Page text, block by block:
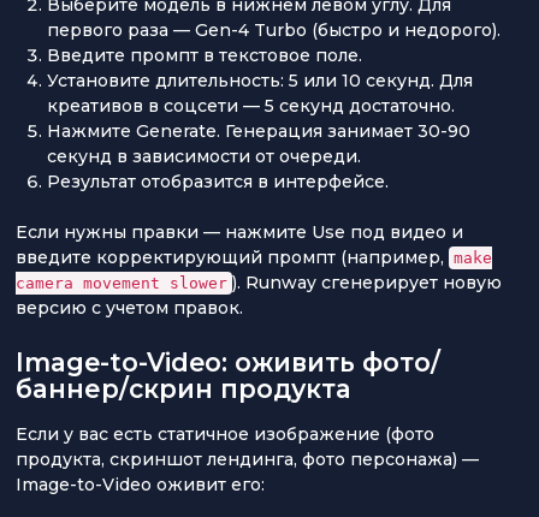
Выберите модель в нижнем левом углу. Для
первого раза — Gen-4 Turbo (быстро и недорого).
Введите промпт в текстовое поле.
Установите длительность: 5 или 10 секунд. Для
креативов в соцсети — 5 секунд достаточно.
Нажмите Generate. Генерация занимает 30-90
секунд в зависимости от очереди.
Результат отобразится в интерфейсе.
Если нужны правки — нажмите Use под видео и
введите корректирующий промпт (например, make
camera movement slower ). Runway сгенерирует новую
версию с учетом правок.
Image-to-Video: оживить фото/
баннер/скрин продукта
Если у вас есть статичное изображение (фото
продукта, скриншот лендинга, фото персонажа) —
Image-to-Video оживит его: